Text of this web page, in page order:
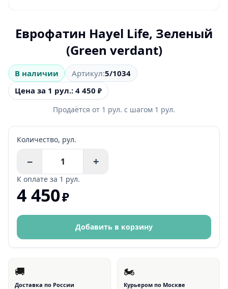
Еврофатин Hayel Life, Зеленый
(Green verdant)
В наличии Артикул:5/1034
Цена за 1 рул.: 4 450 ₽
Продаётся от 1 рул. с шагом 1 рул.
Количество, рул.
− +
К оплате за 1 рул.
4 450₽
Добавить в корзину
🚚
Доставка по России
🏍
Курьером по Москве